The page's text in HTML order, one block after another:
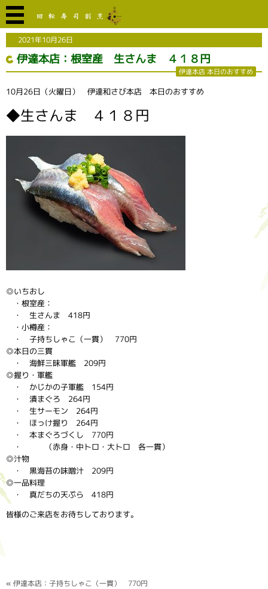
2021年10月26日
伊達本店：根室産 生さんま ４１８円
伊達本店 本日のおすすめ
10月26日（火曜日） 伊達和さび本店 本日のおすすめ
◆生さんま ４１８円
◎いちおし
・根室産：
・ 生さんま 418円
・小樽産：
・ 子持ちしゃこ（一貫） 770円
◎本日の三貫
・ 海鮮三昧軍艦 209円
◎握り・軍艦
・ かじかの子軍艦 154円
・ 漬まぐろ 264円
・ 生サーモン 264円
・ ほっけ握り 264円
・ 本まぐろづくし 770円
・ （赤身・中トロ・大トロ 各一貫）
◎汁物
・ 黒海苔の味噌汁 209円
◎一品料理
・ 真だちの天ぷら 418円
皆様のご来店をお待ちしております。
« 伊達本店：子持ちしゃこ（一貫） 770円